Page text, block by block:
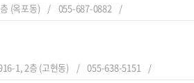
(옥포동)
055-687-0882
1, 2층 (고현동)
055-638-5151